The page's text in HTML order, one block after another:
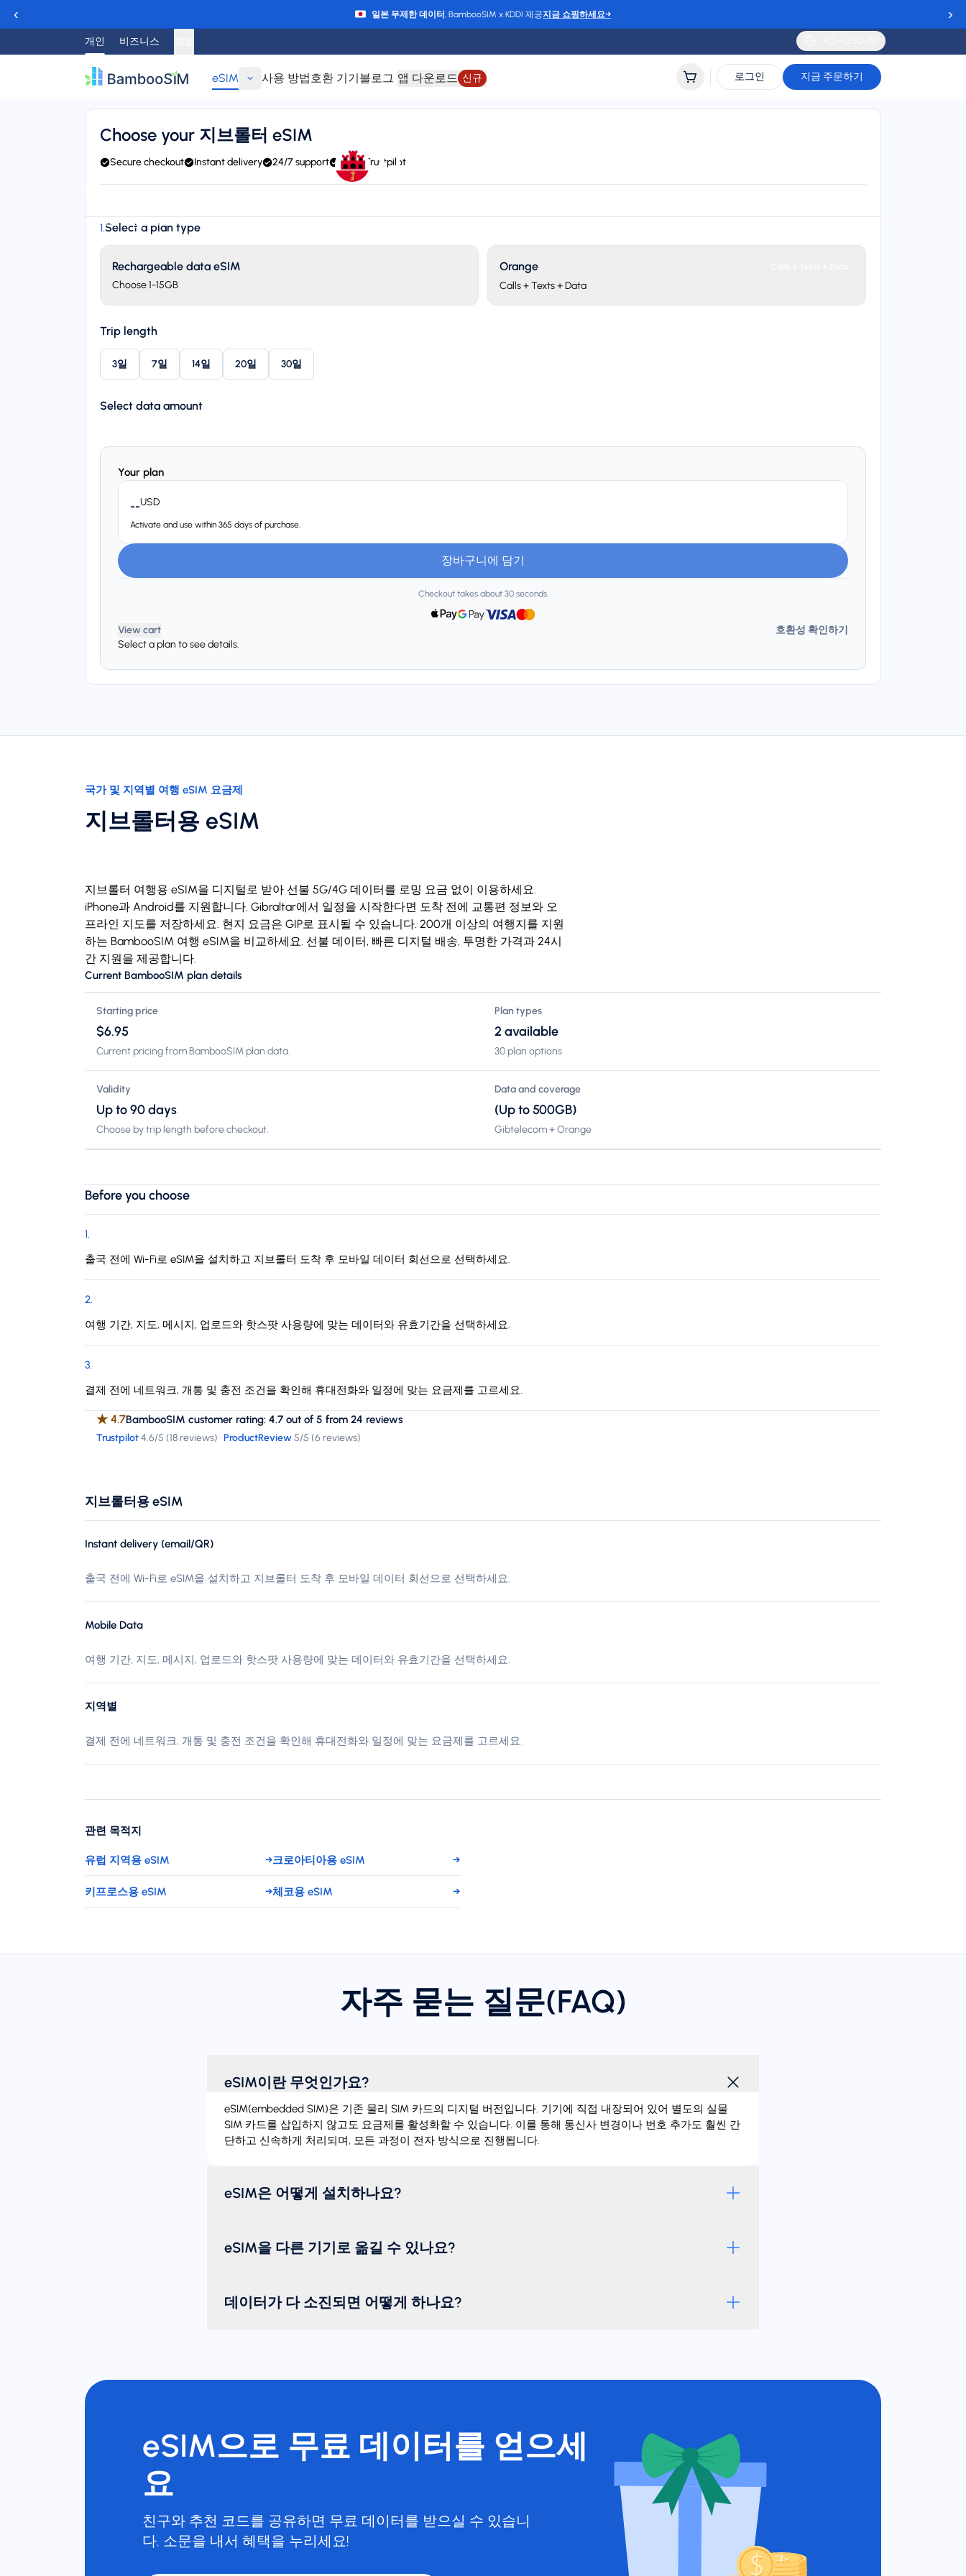
‹ 일본 무제한 데이터, BambooSIM x KDDI 제공지금 쇼핑하세요→ ›
개인 비즈니스
eSIM 사용 방법호환 기기블로그 앱 다운로드 신규 로그인 지금 주문하기
지브롤터용 eSIM
Starting price
Choose your 지브롤터 eSIM
Secure checkout Instant delivery 24/7 support 4.6/5 Trustpilot
1.Select a plan type
Rechargeable data eSIM
Choose 1-15GB
Orange
Calls + Texts + Data
Trip length
3일 7일 14일 20일 30일
Select data amount
Your plan
--USD
Activate and use within 365 days of purchase.
장바구니에 담기
Checkout takes about 30 seconds.
View cart
호환성 확인하기
Select a plan to see details.
국가 및 지역별 여행 eSIM 요금제
지브롤터용 eSIM
지브롤터 여행용 eSIM을 디지털로 받아 선불 5G/4G 데이터를 로밍 요금 없이 이용하세요.
iPhone과 Android를 지원합니다. Gibraltar에서 일정을 시작한다면 도착 전에 교통편 정보와 오
프라인 지도를 저장하세요. 현지 요금은 GIP로 표시될 수 있습니다. 200개 이상의 여행지를 지원
하는 BambooSIM 여행 eSIM을 비교하세요. 선불 데이터, 빠른 디지털 배송, 투명한 가격과 24시
간 지원을 제공합니다.
Current BambooSIM plan details
Starting price
$6.95
Current pricing from BambooSIM plan data.
Plan types
2 available
30 plan options
Validity
Up to 90 days
Choose by trip length before checkout.
Data and coverage
(Up to 500GB)
Gibtelecom + Orange
Before you choose
1.
출국 전에 Wi-Fi로 eSIM을 설치하고 지브롤터 도착 후 모바일 데이터 회선으로 선택하세요.
2.
여행 기간, 지도, 메시지, 업로드와 핫스팟 사용량에 맞는 데이터와 유효기간을 선택하세요.
3.
결제 전에 네트워크, 개통 및 충전 조건을 확인해 휴대전화와 일정에 맞는 요금제를 고르세요.
★ 4.7BambooSIM customer rating: 4.7 out of 5 from 24 reviews
Trustpilot4.6/5 (18 reviews) ·ProductReview5/5 (6 reviews)
지브롤터용 eSIM
Instant delivery (email/QR)
출국 전에 Wi-Fi로 eSIM을 설치하고 지브롤터 도착 후 모바일 데이터 회선으로 선택하세요.
Mobile Data
여행 기간, 지도, 메시지, 업로드와 핫스팟 사용량에 맞는 데이터와 유효기간을 선택하세요.
지역별
결제 전에 네트워크, 개통 및 충전 조건을 확인해 휴대전화와 일정에 맞는 요금제를 고르세요.
관련 목적지
유럽 지역용 eSIM →크로아티아용 eSIM →
키프로스용 eSIM →체코용 eSIM →
자주 묻는 질문(FAQ)
eSIM이란 무엇인가요?
eSIM(embedded SIM)은 기존 물리 SIM 카드의 디지털 버전입니다. 기기에 직접 내장되어 있어 별도의 실물
SIM 카드를 삽입하지 않고도 요금제를 활성화할 수 있습니다. 이를 통해 통신사 변경이나 번호 추가도 훨씬 간
단하고 신속하게 처리되며, 모든 과정이 전자 방식으로 진행됩니다.
eSIM은 어떻게 설치하나요?
eSIM을 다른 기기로 옮길 수 있나요?
데이터가 다 소진되면 어떻게 하나요?
eSIM으로 무료 데이터를 얻으세
요
친구와 추천 코드를 공유하면 무료 데이터를 받으실 수 있습니
다. 소문을 내서 혜택을 누리세요!